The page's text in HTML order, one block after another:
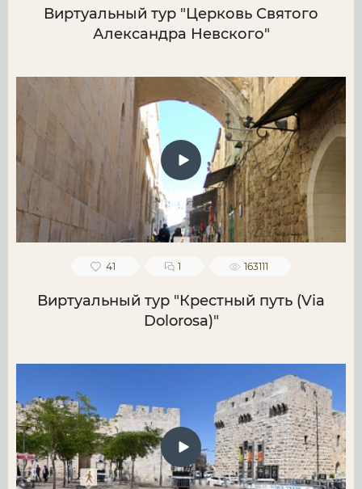
Виртуальный тур "Церковь Святого
Александра Невского"
41 1 163111
Виртуальный тур "Крестный путь (Via
Dolorosa)"